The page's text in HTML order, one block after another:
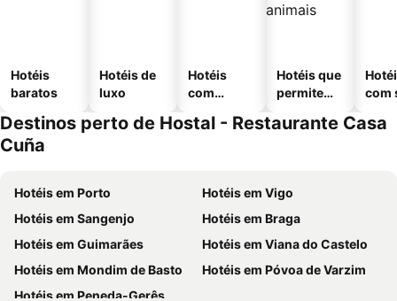
Hotéis
baratos
Hotéis de
luxo
Hotéis
com
Hotéis que
permitem
com
Destinos perto de Hostal - Restaurante Casa
Cuña
Hotéis em Porto
Hotéis em Vigo
Hotéis em Sangenjo
Hotéis em Braga
Hotéis em Guimarães
Hotéis em Viana do Castelo
Hotéis em Mondim de Basto
Hotéis em Póvoa de Varzim
Hotéis em Peneda-Gerês